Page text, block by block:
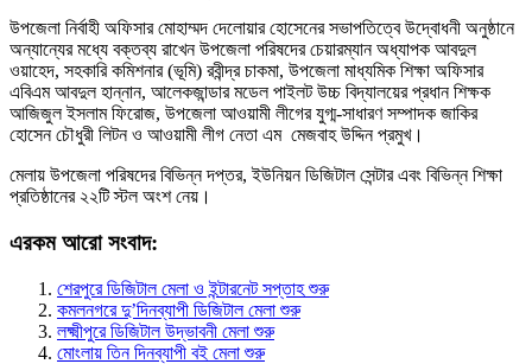
উপজেলা নির্বাহী অফিসার মোহাম্মদ দেলোয়ার হোসেনের সভাপতিত্বে উদ্বোধনী অনুষ্ঠানে
অন্যান্যের মধ্যে বক্তব্য রাখেন উপজেলা পরিষদের চেয়ারম্যান অধ্যাপক আবদুল
ওয়াহেদ, সহকারি কমিশনার (ভূমি) রবীন্দ্র চাকমা, উপজেলা মাধ্যমিক শিক্ষা অফিসার
এবিএম আবদুল হান্নান, আলেকজান্ডার মডেল পাইলট উচ্চ বিদ্যালয়ের প্রধান শিক্ষক
আজিজুল ইসলাম ফিরোজ, উপজেলা আওয়ামী লীগের যুগ্ম-সাধারণ সম্পাদক জাকির
হোসেন চৌধুরী লিটন ও আওয়ামী লীগ নেতা এম মেজবাহ উদ্দিন প্রমুখ।
মেলায় উপজেলা পরিষদের বিভিন্ন দপ্তর, ইউনিয়ন ডিজিটাল সেন্টার এবং বিভিন্ন শিক্ষা
প্রতিষ্ঠানের ২২টি স্টল অংশ নেয়।
এরকম আরো সংবাদ:
শেরপুরে ডিজিটাল মেলা ও ইন্টারনেট সপ্তাহ শুরু
কমলনগরে দু’দিনব্যাপী ডিজিটাল মেলা শুরু
লক্ষ্মীপুরে ডিজিটাল উদ্ভাবনী মেলা শুরু
মোংলায় তিন দিনব্যাপী বই মেলা শুরু